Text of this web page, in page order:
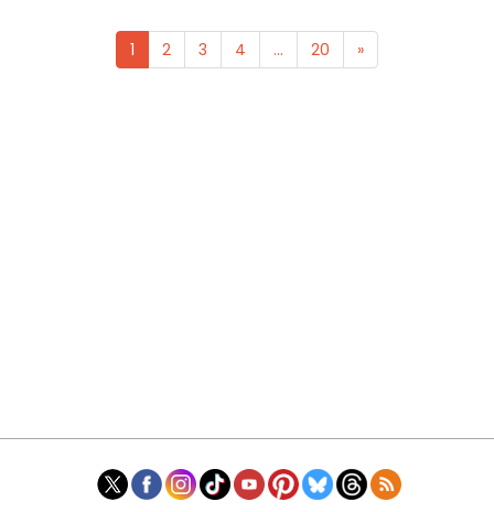
1 2 3 4 ... 20 »